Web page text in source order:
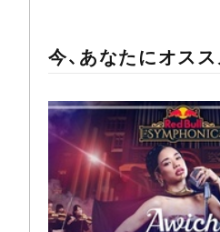
今、あなたにオスス